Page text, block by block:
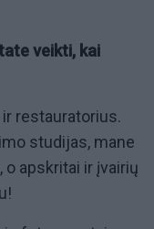
veikti, kai
restauratorius.
studijas, mane
o apskritai ir įvairių